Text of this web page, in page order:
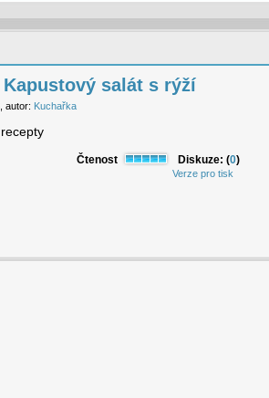
Kapustový salát s rýží
autor: Kuchařka
Čtenost Diskuze: (0)
Verze pro tisk